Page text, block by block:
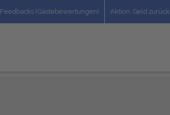
Feedbacks (Gästebewertungen) Aktion: Geld zurück